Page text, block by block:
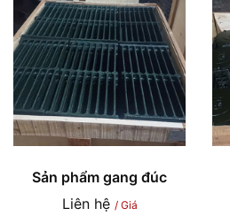
Sản phẩm gang đúc
Liên hệ / Giá